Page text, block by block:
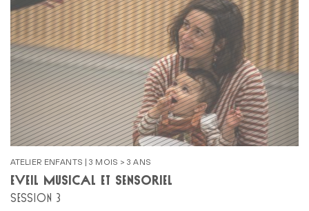
ATELIER ENFANTS | 3 MOIS > 3 ANS
ÉVEIL MUSICAL ET SENSORIEL
SESSION 3